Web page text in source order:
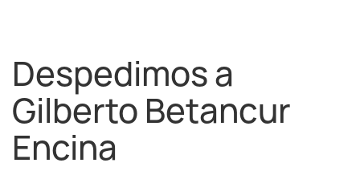
Despedimos a
Gilberto Betancur
Encina